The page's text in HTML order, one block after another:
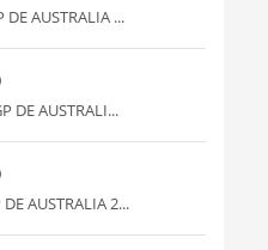
AUSTRALIA ...
AUSTRALI...
AUSTRALIA 2...